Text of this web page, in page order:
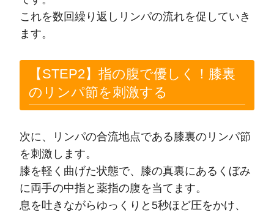
これを数回繰り返しリンパの流れを促していき
ます。
【STEP2】指の腹で優しく！膝裏
のリンパ節を刺激する
次に、リンパの合流地点である膝裏のリンパ節
を刺激します。
膝を軽く曲げた状態で、膝の真裏にあるくぼみ
に両手の中指と薬指の腹を当てます。
息を吐きながらゆっくりと5秒ほど圧をかけ、